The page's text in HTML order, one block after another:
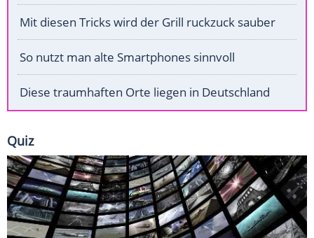
Mit diesen Tricks wird der Grill ruckzuck sauber
So nutzt man alte Smartphones sinnvoll
Diese traumhaften Orte liegen in Deutschland
Quiz